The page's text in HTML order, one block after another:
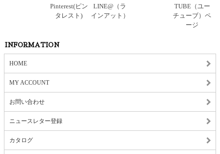
INFORMATION
HOME
MY ACCOUNT
お問い合わせ
ニュースレター登録
カタログ